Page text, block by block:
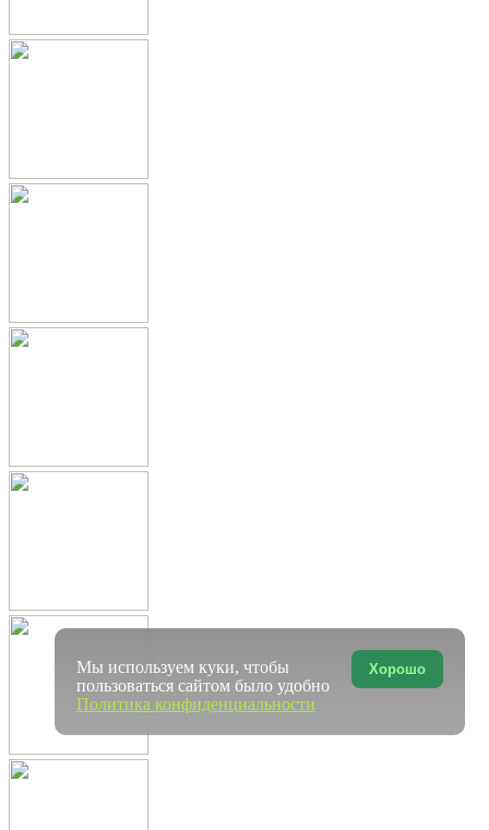
Хорошо
Мы используем куки, чтобы
пользоваться сайтом было удобно
Политика конфиденциальности